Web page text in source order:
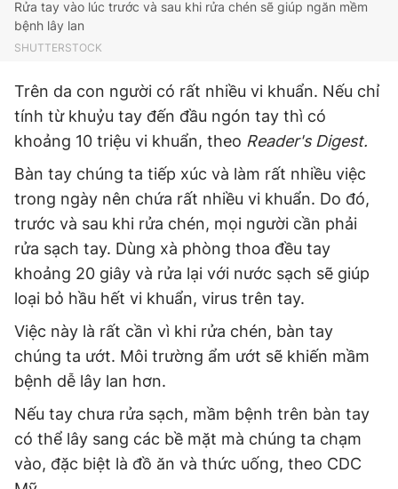
Giấy phép xuất bản số 110/GP - BTTTT cấp ngày 24.3.2020
© 2003-2026 Bản quyền thuộc về Báo Thanh Niên. Cấm sao
chép dưới mọi hình thức nếu không có sự chấp thuận bằng văn
Rửa tay vào lúc trước và sau khi rửa chén sẽ giúp ngăn mềm
bệnh lây lan
SHUTTERSTOCK
Trên da con người có rất nhiều vi khuẩn. Nếu chỉ
tính từ khuỷu tay đến đầu ngón tay thì có
khoảng 10 triệu vi khuẩn, theo Reader's Digest.
Bàn tay chúng ta tiếp xúc và làm rất nhiều việc
trong ngày nên chứa rất nhiều vi khuẩn. Do đó,
trước và sau khi rửa chén, mọi người cần phải
rửa sạch tay. Dùng xà phòng thoa đều tay
khoảng 20 giây và rửa lại với nước sạch sẽ giúp
loại bỏ hầu hết vi khuẩn, virus trên tay.
Việc này là rất cần vì khi rửa chén, bàn tay
chúng ta ướt. Môi trường ẩm ướt sẽ khiến mầm
bệnh dễ lây lan hơn.
Nếu tay chưa rửa sạch, mầm bệnh trên bàn tay
có thể lây sang các bề mặt mà chúng ta chạm
vào, đặc biệt là đồ ăn và thức uống, theo CDC